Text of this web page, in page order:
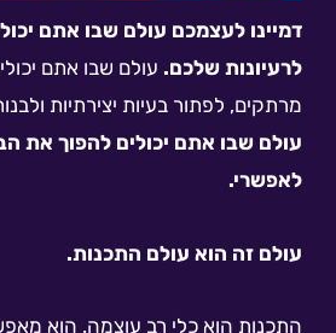
דמיינו לעצמכם עולם שבו אתם
לרעיונות שלכם. עולם שבו אתם
מרתקים, לפתור בעיות יצירתיות
עולם שבו אתם יכולים להפוך את
לאפשרי.
עולם זה הוא עולם התכנות.
התכנות הוא כלי רב עוצמה. הוא